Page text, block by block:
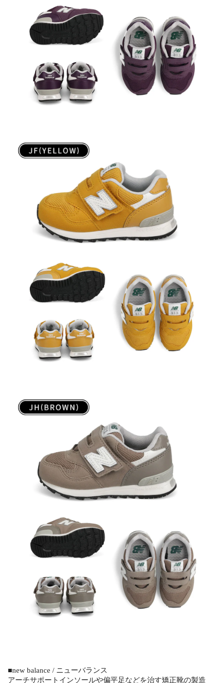
■new balance / ニューバランス
アーチサポートインソールや偏平足などを治す矯正靴の製造